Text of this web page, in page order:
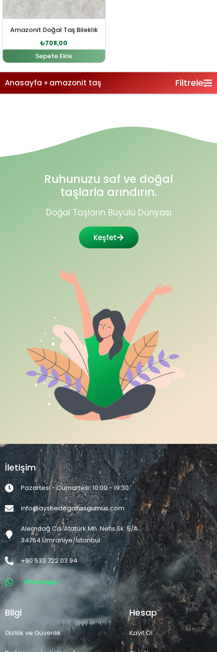
Amazonit Doğal Taş Bileklik
₺708,00
Sepete Ekle
Anasayfa » amazonit taş Filtrele
Ruhunuzu saf ve doğal
taşlarla arındırın.
Doğal Taşların Büyülü Dünyası
Keşfet
İletişim
Pazartesi - Cumartesi: 10:00 - 19:30
info@ayshedogaltasgumus.com
Alemdağ Cd. Atatürk Mh. Nefis Sk. 5/A
34764 Ümraniye/İstanbul
+90 533 722 03 94
Whatsapp
Bilgi
Gizlilik ve Güvenlik
Hesap
Kayıt Ol